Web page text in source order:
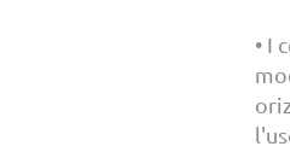
• I